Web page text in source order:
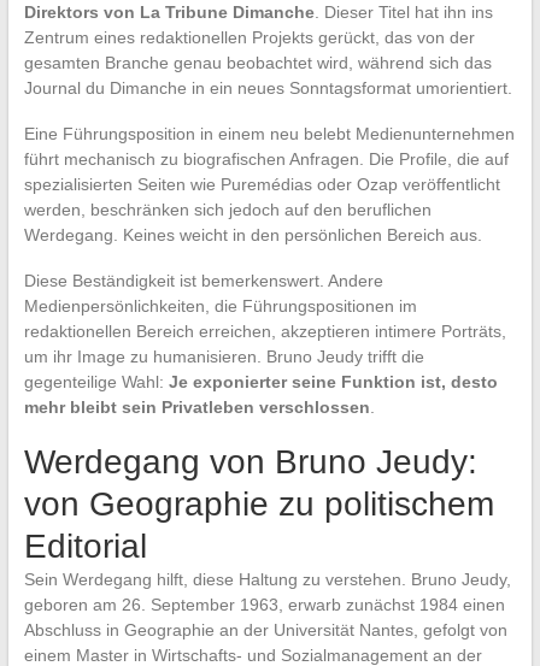
Direktors von La Tribune Dimanche. Dieser Titel hat ihn ins
Zentrum eines redaktionellen Projekts gerückt, das von der
gesamten Branche genau beobachtet wird, während sich das
Journal du Dimanche in ein neues Sonntagsformat umorientiert.
Eine Führungsposition in einem neu belebt Medienunternehmen
führt mechanisch zu biografischen Anfragen. Die Profile, die auf
spezialisierten Seiten wie Puremédias oder Ozap veröffentlicht
werden, beschränken sich jedoch auf den beruflichen
Werdegang. Keines weicht in den persönlichen Bereich aus.
Diese Beständigkeit ist bemerkenswert. Andere
Medienpersönlichkeiten, die Führungspositionen im
redaktionellen Bereich erreichen, akzeptieren intimere Porträts,
um ihr Image zu humanisieren. Bruno Jeudy trifft die
gegenteilige Wahl: Je exponierter seine Funktion ist, desto
mehr bleibt sein Privatleben verschlossen
Werdegang von Bruno Jeudy:
von Geographie zu politischem
Editorial
Sein Werdegang hilft, diese Haltung zu verstehen. Bruno Jeudy,
geboren am 26. September 1963, erwarb zunächst 1984 einen
Abschluss in Geographie an der Universität Nantes, gefolgt von
einem Master in Wirtschafts- und Sozialmanagement an der